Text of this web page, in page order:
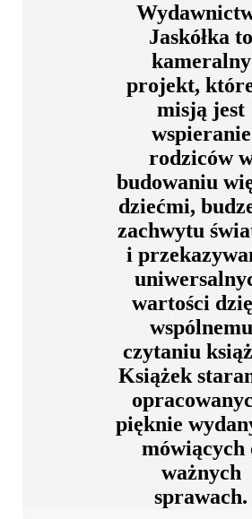
Jaskółka to
kameralny
projekt,
misją jest
wspieranie
rodziców
budowaniu
dziećmi,
zachwytu
i
wartości
wspólnemu
czytaniu
Książek
pięknie
mówiących
ważnych
sprawach.